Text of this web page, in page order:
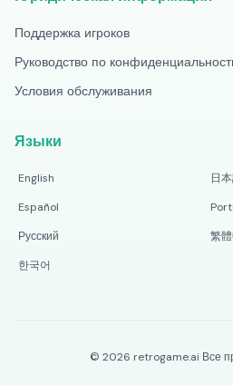
Поддержка игроков
Руководство по
Условия обслуживания
Языки
English
日
Español
Русский
繁
한국어
© 2026 retrogame.ai Все